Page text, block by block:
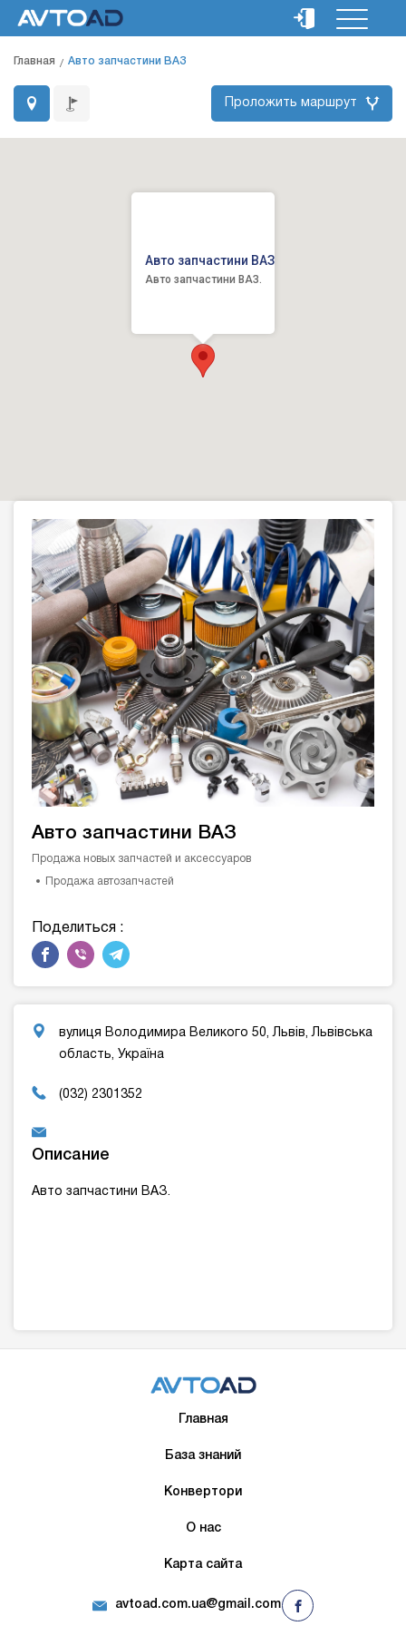
Главная Авто запчастини ВАЗ
Проложить маршрут
Авто запчастини ВАЗ
Авто запчастини ВАЗ.
Авто запчастини ВАЗ
Продажа новых запчастей и аксессуаров
Продажа автозапчастей
Поделиться :
вулиця Володимира Великого 50, Львів, Львівська
область, Україна
(032) 2301352
Описание
Авто запчастини ВАЗ.
Главная
База знаний
Конвертори
О нас
Карта сайта
avtoad.com.ua@gmail.com